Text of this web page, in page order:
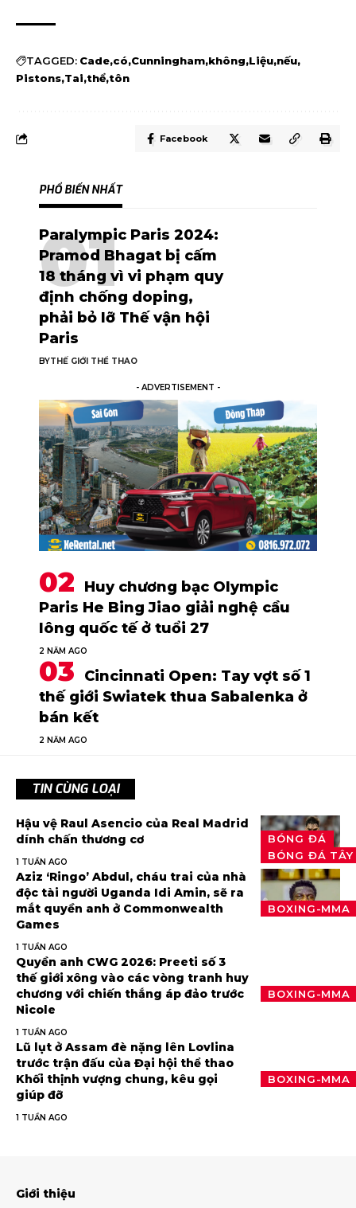
TAGGED: Cade có Cunningham không Liệu nếu
Pistons Tai thể tôn
Facebook
PHỔ BIẾN NHẤT
Paralympic Paris 2024:
Pramod Bhagat bị cấm
18 tháng vì vi phạm quy
định chống doping,
phải bỏ lỡ Thế vận hội
Paris
BYTHẾ GIỚI THỂ THAO
- ADVERTISEMENT -
Huy chương bạc Olympic
Paris He Bing Jiao giải nghệ cầu
lông quốc tế ở tuổi 27
2 NĂM AGO
Cincinnati Open: Tay vợt số 1
thế giới Swiatek thua Sabalenka ở
bán kết
2 NĂM AGO
TIN CÙNG LOẠI
BÓNG ĐÁ
BÓNG ĐÁ
Hậu vệ Raul Asencio của Real Madrid
dính chấn thương cơ
1 TUẦN AGO
BOXING-MMA
Aziz ‘Ringo’ Abdul, cháu trai của nhà
độc tài người Uganda Idi Amin, sẽ ra
mắt quyền anh ở Commonwealth
Games
1 TUẦN AGO
BOXING-MMA
Quyền anh CWG 2026: Preeti số 3
thế giới xông vào các vòng tranh huy
chương với chiến thắng áp đảo trước
Nicole
1 TUẦN AGO
BOXING-MMA
Lũ lụt ở Assam đè nặng lên Lovlina
trước trận đấu của Đại hội thể thao
Khối thịnh vượng chung, kêu gọi
giúp đỡ
1 TUẦN AGO
Giới thiệu